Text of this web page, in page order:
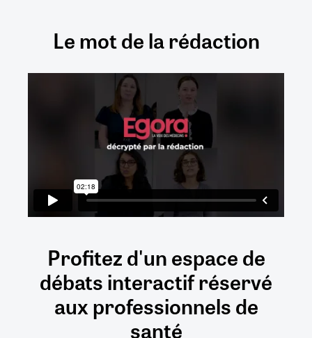
Le mot de la rédaction
Profitez d'un espace de
débatsinteractifréservé
auxprofessionnels de
santé